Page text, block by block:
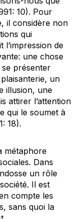
10). Pour
il considère non
qui
l’impression de
une chose
présenter
un
illusion, une
attirer l’attention
qui le soumet à
18).
métaphore
Dans
un rôle
Il est
compte les
sans quoi la